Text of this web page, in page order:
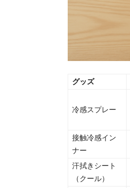
グッズ
冷感スプレー
接触冷感イン
ナー
汗拭きシート
（クール）